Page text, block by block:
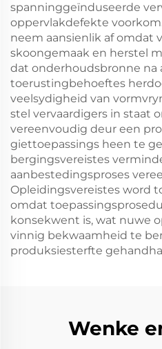
spanninggeïnduseerde
oppervlakdefekte
neem aansienlik af omdat
skoongemaak en herstel
dat onderhoudsbronne na
toerustingbehoeftes
veelsydigheid van
stel vervaardigers in staat
vereenvoudig deur een
giettoepassings heen te
bergingsvereistes
aanbestedingsproses
Opleidingsvereistes word
omdat
konsekwent is, wat nuwe
vinnig bekwaamheid te
produksiesterfte
Wenke